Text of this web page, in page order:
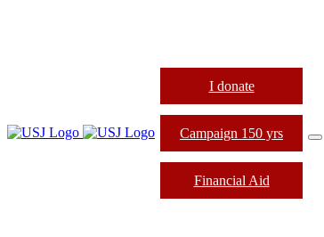
I donate
Campaign 150 yrs
Financial Aid